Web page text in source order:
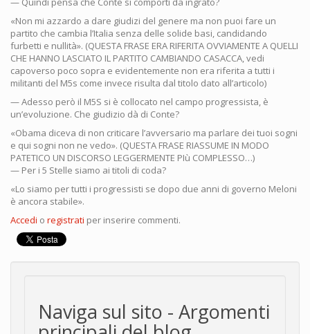
«Non mi azzardo a dare giudizi del genere ma non puoi fare un
partito che cambia l’Italia senza delle solide basi, candidando
furbetti e nullità». (QUESTA FRASE ERA RIFERITA OVVIAMENTE A QUELLI
CHE HANNO LASCIATO IL PARTITO CAMBIANDO CASACCA, vedi
capoverso poco sopra e evidentemente non era riferita a tutti i
militanti del M5s come invece risulta dal titolo dato all’articolo)
— Adesso però il M5S si è collocato nel campo progressista, è
un’evoluzione. Che giudizio dà di Conte?
«Obama diceva di non criticare l’avversario ma parlare dei tuoi sogni
e qui sogni non ne vedo». (QUESTA FRASE RIASSUME IN MODO
PATETICO UN DISCORSO LEGGERMENTE PIù COMPLESSO…)
— Per i 5 Stelle siamo ai titoli di coda?
«Lo siamo per tutti i progressisti se dopo due anni di governo Meloni
è ancora stabile».
Accedi o registrati per inserire commenti.
Naviga sul sito - Argomenti